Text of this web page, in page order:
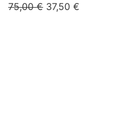
75,00€ 37,50€